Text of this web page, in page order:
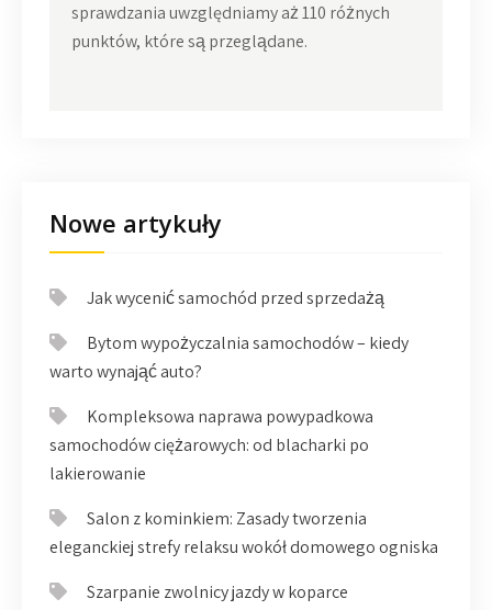
sprawdzania uwzględniamy aż 110 różnych
punktów, które są przeglądane.
Nowe artykuły
Jak wycenić samochód przed sprzedażą
Bytom wypożyczalnia samochodów – kiedy
warto wynająć auto?
Kompleksowa naprawa powypadkowa
samochodów ciężarowych: od blacharki po
lakierowanie
Salon z kominkiem: Zasady tworzenia
eleganckiej strefy relaksu wokół domowego ogniska
Szarpanie zwolnicy jazdy w koparce